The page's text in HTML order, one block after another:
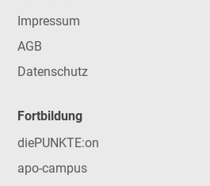
Impressum
AGB
Datenschutz
Fortbildung
diePUNKTE:on
apo-campus